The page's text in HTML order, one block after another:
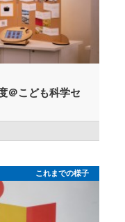
＠こども科学セ
これまでの様子